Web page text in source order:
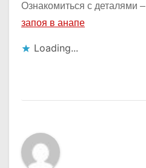
Ознакомиться с деталями –
запоя в анапе
Loading...